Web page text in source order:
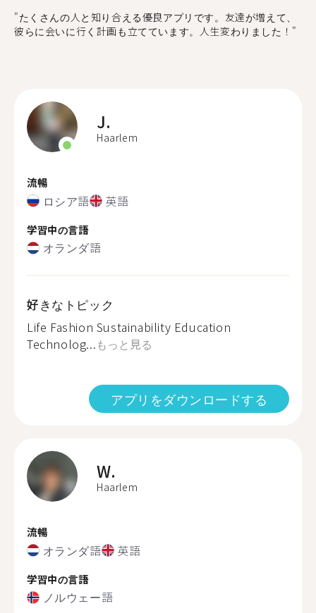
"たくさんの人と知り合える優良アプリです。友達が増えて、
彼らに会いに行く計画も立てています。人生変わりました！"
J.
Haarlem
流暢
ロシア語 英語
学習中の言語
オランダ語
好きなトピック
Life Fashion Sustainability Education
Technolog...もっと見る
アプリをダウンロードする
W.
Haarlem
流暢
オランダ語 英語
学習中の言語
ノルウェー語